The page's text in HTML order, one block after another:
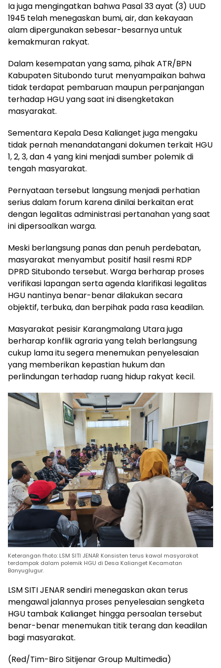
Ia juga mengingatkan bahwa Pasal 33 ayat (3) UUD
1945 telah menegaskan bumi, air, dan kekayaan
alam dipergunakan sebesar-besarnya untuk
kemakmuran rakyat.
Dalam kesempatan yang sama, pihak ATR/BPN
Kabupaten Situbondo turut menyampaikan bahwa
tidak terdapat pembaruan maupun perpanjangan
terhadap HGU yang saat ini disengketakan
masyarakat.
Sementara Kepala Desa Kalianget juga mengaku
tidak pernah menandatangani dokumen terkait HGU
1, 2, 3, dan 4 yang kini menjadi sumber polemik di
tengah masyarakat.
Pernyataan tersebut langsung menjadi perhatian
serius dalam forum karena dinilai berkaitan erat
dengan legalitas administrasi pertanahan yang saat
ini dipersoalkan warga.
Meski berlangsung panas dan penuh perdebatan,
masyarakat menyambut positif hasil resmi RDP
DPRD Situbondo tersebut. Warga berharap proses
verifikasi lapangan serta agenda klarifikasi legalitas
HGU nantinya benar-benar dilakukan secara
objektif, terbuka, dan berpihak pada rasa keadilan.
Masyarakat pesisir Karangmalang Utara juga
berharap konflik agraria yang telah berlangsung
cukup lama itu segera menemukan penyelesaian
yang memberikan kepastian hukum dan
perlindungan terhadap ruang hidup rakyat kecil.
Keterangan fhoto: LSM SITI JENAR Konsisten terus kawal masyarakat
terdampak dalam polemik HGU di Desa Kalianget Kecamatan
Banyuglugur.
LSM SITI JENAR sendiri menegaskan akan terus
mengawal jalannya proses penyelesaian sengketa
HGU tambak Kalianget hingga persoalan tersebut
benar-benar menemukan titik terang dan keadilan
bagi masyarakat.
(Red/Tim-Biro Sitijenar Group Multimedia)